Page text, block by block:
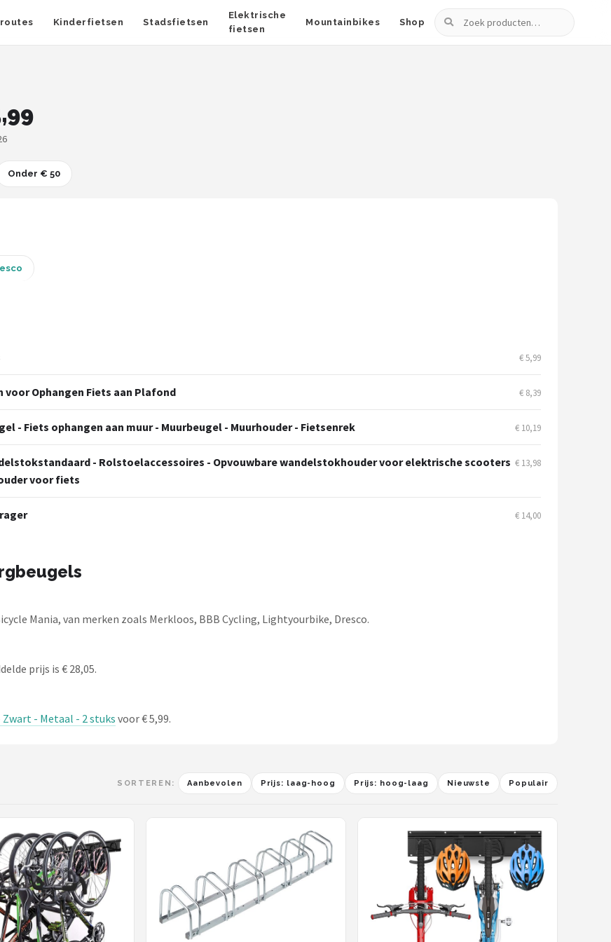
Kinderfietsen Stadsfietsen
Elektrische
fietsen
Mountainbikes Shop
Zoeken
Onder € 50
€ 5,99
voor Ophangen Fiets aan Plafond € 8,39
- Fiets ophangen aan muur - Muurbeugel - Muurhouder - Fietsenrek € 10,19
- Rolstoelaccessoires - Opvouwbare wandelstokhouder voor elektrische scooters
voor fiets
€ 13,98
€ 14,00
Mania, van merken zoals Merkloos, BBB Cycling, Lightyourbike, Dresco.
prijs is € 28,05.
- Metaal - 2 stuks voor € 5,99.
SORTEREN: Aanbevolen Prijs: laag-hoog Prijs: hoog-laag Nieuwste Populair